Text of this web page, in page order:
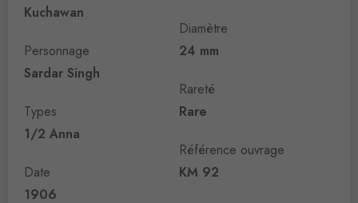
Kuchawan
Personnage
Sardar Singh
Types
1/2 Anna
Date
1906
Diamètre
24 mm
Rareté
Rare
Référence ouvrage
KM 92